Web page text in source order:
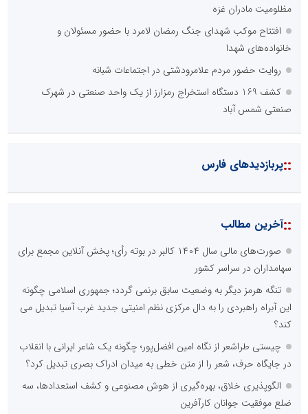
مظلومیت مادران غزه
افتتاح موکب شهدای جنگ رمضان لامرد با حضور مسئولان و
خانواده‌های شهدا
روایت حضور مردم علامرودشتی در اجتماعات شبانه
کشف 169 دستگاه استخراج رمزارز از یک واحد صنعتی در شهرک
صنعتی شمس آباد
::پربازدیدهای فارس
::آخرین مطالب
صورت‌های مالی سال ۱۴۰۴ کالبر در بوته رأی؛ پخش آنلاین مجمع برای
سهامداران در سراسر کشور
تنگه هرمز دیگر به وضعیت سابق برنمی گردد؛ جمهوری اسلامی چگونه
این آبراه راهبردی را به دال مرکزی نظم امنیتی جدید غرب آسیا تبدیل می
کند؟
چیستی طراشعر از نگاه امین افضل‌پور؛ چگونه یک شاعر ایرانی با انقلاب
در جایگاه حرف، شعر را از متن خطی به میدان ادراک بصری تبدیل کرد؟
الگوپذیری خلاق، بهره‌گیری از هوش مصنوعی و کشف استعدادها، سه
ضلع موفقیت جوانان کارآفرین